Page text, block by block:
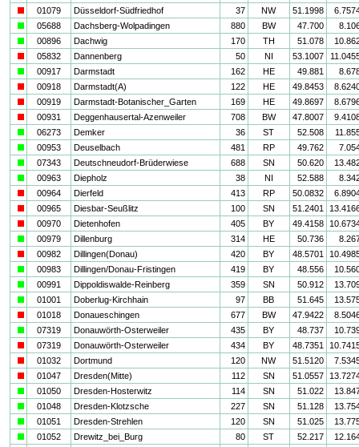
01079 Düsseldorf-Südfriedhof 37 NW 51.1998
05688 Dachsberg-Wolpadingen 880 BW 47.700
00896 Dachwig 170 TH 51.078
05832 Dannenberg 50 NI 53.1007
00917 Darmstadt 162 HE 49.881
00918 Darmstadt(A) 122 HE 49.8453
00919 Darmstadt-Botanischer_Garten 169 HE 49.8697
00931 Deggenhausertal-Azenweiler 708 BW 47.8007
06273 Demker 36 ST 52.508
00953 Deuselbach 481 RP 49.762
07343 Deutschneudorf-Brüderwiese 688 SN 50.620
00963 Diepholz 38 NI 52.588
00964 Dierfeld 413 RP 50.0832
00965 Diesbar-Seußlitz 100 SN 51.2401
00970 Dietenhofen 405 BY 49.4158
00979 Dillenburg 314 HE 50.736
00982 Dillingen(Donau) 420 BY 48.5701
00983 Dillingen/Donau-Fristingen 419 BY 48.556
00991 Dippoldiswalde-Reinberg 359 SN 50.912
01001 Doberlug-Kirchhain 97 BB 51.645
01018 Donaueschingen 677 BW 47.9422
07319 Donauwörth-Osterweiler 435 BY 48.737
07319 Donauwörth-Osterweiler 434 BY 48.7351
01032 Dortmund 120 NW 51.5120
01047 Dresden(Mitte) 112 SN 51.0557
01050 Dresden-Hosterwitz 114 SN 51.022
01048 Dresden-Klotzsche 227 SN 51.128
01051 Dresden-Strehlen 120 SN 51.025
01052 Drewitz_bei_Burg 80 ST 52.217